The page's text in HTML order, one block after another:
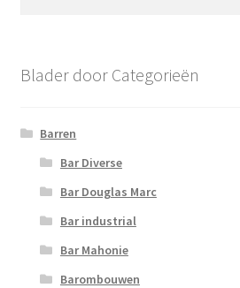
Blader door Categorieën
Barren
Bar Diverse
Bar Douglas Marc
Bar industrial
Bar Mahonie
Barombouwen